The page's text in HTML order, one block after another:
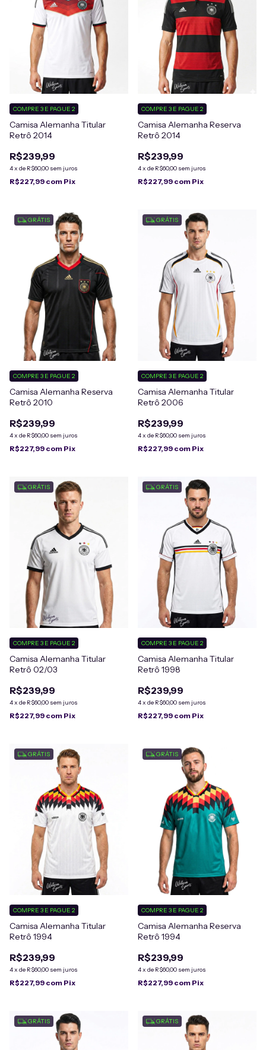
Camisa Alemanha Titular
Retrô 2014
R$239,99
4x de R$60,00 sem juros
COMPRE 3 E PAGUE 2
R$227,99 com Pix
Camisa Alemanha Reserva
Retrô 2014
R$239,99
4x de R$60,00 sem juros
COMPRE 3 E PAGUE 2
R$227,99 com Pix
GRÁTIS
Camisa Alemanha Reserva
Retrô 2010
R$239,99
4x de R$60,00 sem juros
COMPRE 3 E PAGUE 2
R$227,99 com Pix
GRÁTIS
Camisa Alemanha Titular
Retrô 2006
R$239,99
4x de R$60,00 sem juros
COMPRE 3 E PAGUE 2
R$227,99 com Pix
GRÁTIS
Camisa Alemanha Titular
Retrô 02/03
R$239,99
4x de R$60,00 sem juros
COMPRE 3 E PAGUE 2
R$227,99 com Pix
GRÁTIS
Camisa Alemanha Titular
Retrô 1998
R$239,99
4x de R$60,00 sem juros
COMPRE 3 E PAGUE 2
R$227,99 com Pix
GRÁTIS
Camisa Alemanha Titular
Retrô 1994
R$239,99
4x de R$60,00 sem juros
COMPRE 3 E PAGUE 2
R$227,99 com Pix
GRÁTIS
Camisa Alemanha Reserva
Retrô 1994
R$239,99
4x de R$60,00 sem juros
COMPRE 3 E PAGUE 2
R$227,99 com Pix
GRÁTIS GRÁTIS